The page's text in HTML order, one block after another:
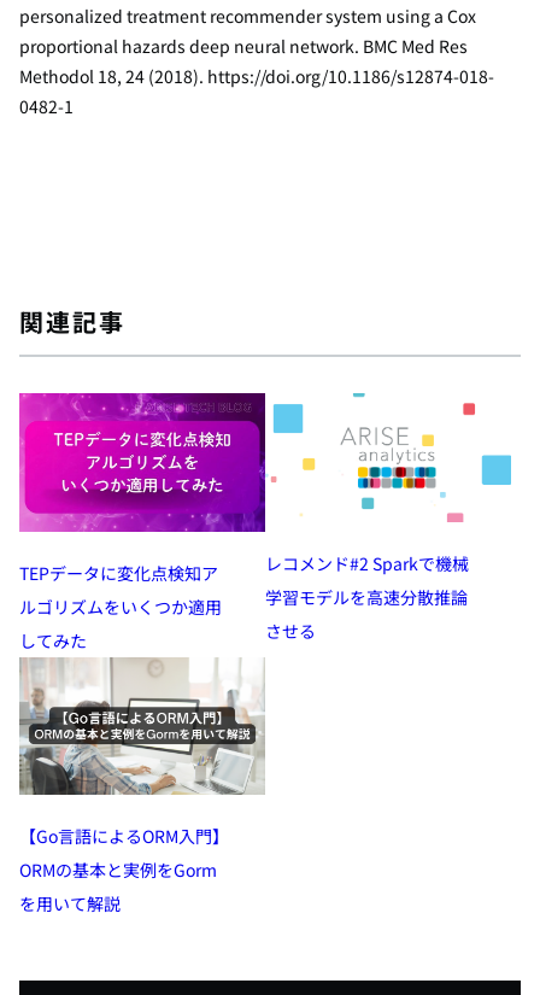
personalized treatment recommender system using a Cox
proportional hazards deep neural network. BMC Med Res
Methodol 18, 24 (2018). https://doi.org/10.1186/s12874-018-
0482-1
関連記事
TEPデータに変化点検知ア
ルゴリズムをいくつか適用
してみた
レコメンド#2 Sparkで機械
学習モデルを高速分散推論
させる
【Go言語によるORM入門】
ORMの基本と実例をGorm
を用いて解説